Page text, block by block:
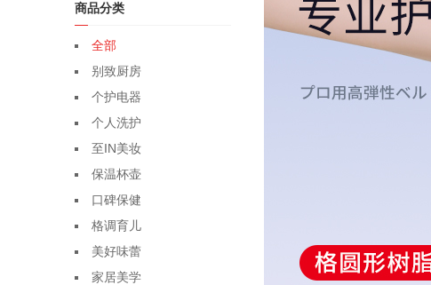
商品分类
全部
别致厨房
个护电器
个人洗护
至IN美妆
保温杯壶
口碑保健
格调育儿
美好味蕾
家居美学